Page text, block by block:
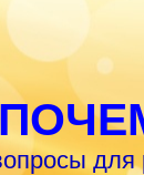
для